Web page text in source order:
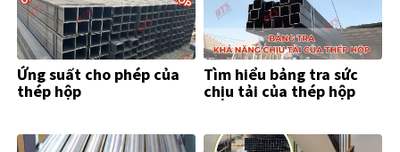
Ứng suất cho phép của
thép hộp
Tìm hiểu bảng tra sức
chịu tải của thép hộp